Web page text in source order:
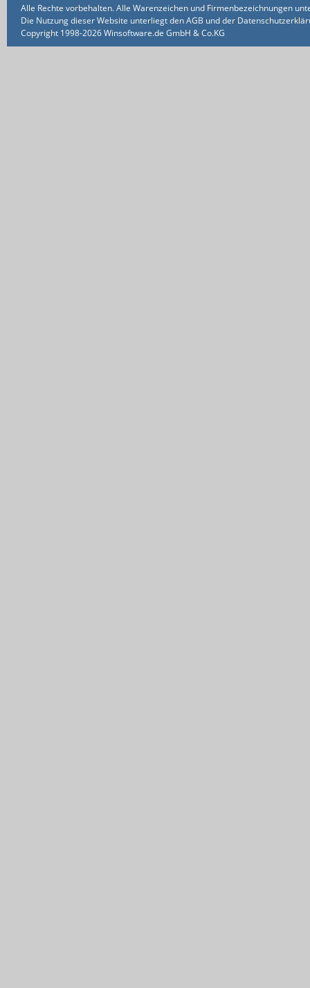
Alle Rechte vorbehalten. Alle Warenzeichen und Firmenbezeichnungen
Die Nutzung dieser Website unterliegt den AGB und der
Copyright 1998-2026 Winsoftware.de GmbH & Co.KG